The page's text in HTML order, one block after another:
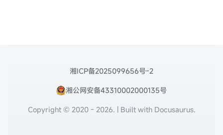
湘ICP备2025099656号-2
湘公网安备43310002000135号
Copyright © 2020 - 2026. | Built with Docusaurus.